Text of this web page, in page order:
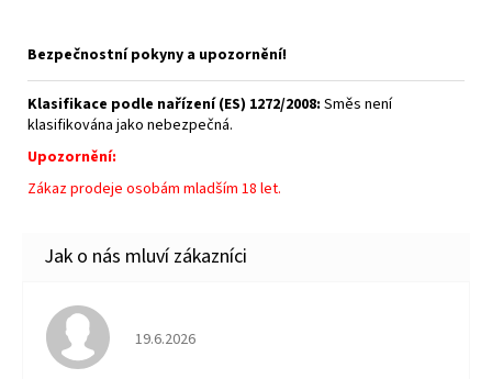
Bezpečnostní pokyny a upozornění!
Klasifikace podle nařízení (ES) 1272/2008: Směs není
klasifikována jako nebezpečná.
Upozornění:
Zákaz prodeje osobám mladším 18 let.
Hodnocení obchodu je 5 z 5 hvězdiček.
19.6.2026